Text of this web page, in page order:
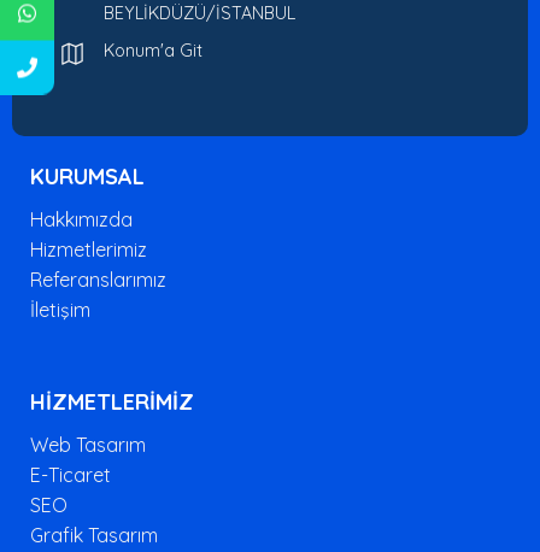
BEYLİKDÜZÜ/İSTANBUL
Konum'a Git
KURUMSAL
Hakkımızda
Hizmetlerimiz
Referanslarımız
İletişim
HİZMETLERİMİZ
Web Tasarım
E-Ticaret
SEO
Grafik Tasarım